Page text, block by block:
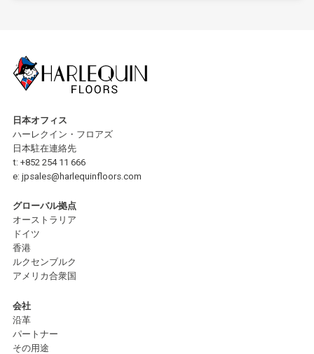
日本オフィス
ハーレクイン・フロアズ
日本駐在連絡先
t: +852 254 11 666
e: jpsales@harlequinfloors.com
グローバル拠点
オーストラリア
ドイツ
香港
ルクセンブルク
アメリカ合衆国
会社
沿革
パートナー
その用途